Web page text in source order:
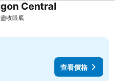
收眼底查看價格
Central查看價格
查看價格